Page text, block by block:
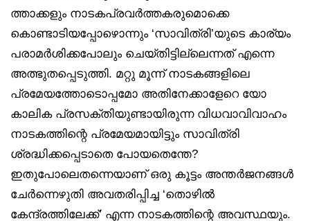
ത്താക്കളും നാടകപ്രവർത്തകരുമൊക്കെ
കൊണ്ടാടിയപ്പോഴൊന്നും ‘സാവിത്രി’യുടെ കാര്യം
പരാമർശിക്കപോലും ചെയ്തിട്ടില്ലെന്നത് എന്നെ
അത്ഭുതപ്പെടുത്തി. മറ്റു മൂന്ന് നാടകങ്ങളിലെ
പ്രമേയത്തോടൊപ്പമോ അതിനേക്കാളേറെ യോ
കാലിക പ്രസക്തിയുണ്ടായിരുന്ന വിധവാവിവാഹം
നാടകത്തിന്റെ പ്രമേയമായിട്ടും സാവിത്രി
ശ്രദ്ധിക്കപ്പെടാതെ പോയതെന്തേ?
ഇതുപോലെതന്നെയാണ് ഒരു കൂട്ടം അന്തർജനങ്ങൾ
ചേർന്നെഴുതി അവതരിപ്പിച്ച ‘തൊഴിൽ
കേന്ദ്രത്തിലേക്ക്’ എന്ന നാടകത്തിന്റെ അവസ്ഥയും.